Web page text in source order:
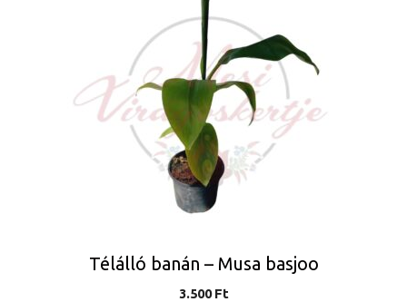
Télálló banán – Musa basjoo
3.500Ft